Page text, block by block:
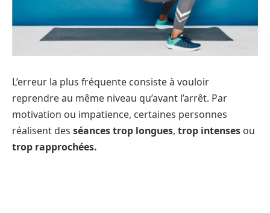
L’erreur la plus fréquente consiste à vouloir
reprendre au même niveau qu’avant l’arrêt. Par
motivation ou impatience, certaines personnes
réalisent des séances trop longues, trop intenses ou
trop rapprochées.